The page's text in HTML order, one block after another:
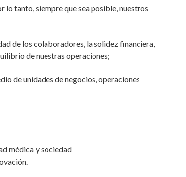
tanto, siempre que sea posible, nuestros
de los colaboradores, la solidez financiera,
de nuestras operaciones;
de unidades de negocios, operaciones
estratégicas;
está obligatoriamente basado en
médica y sociedad